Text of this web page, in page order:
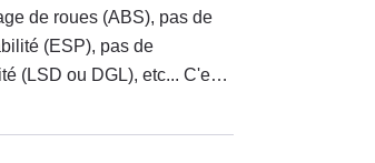
de roues (ABS), pas de
(ESP), pas de
(LSD ou DGL), etc... C'est